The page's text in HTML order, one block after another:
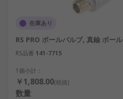
在庫あり
RS PRO ボールバルブ, 真鍮 ボール
RS品番 141-7715
1個小計：
￥1,808.00(税抜)
数量